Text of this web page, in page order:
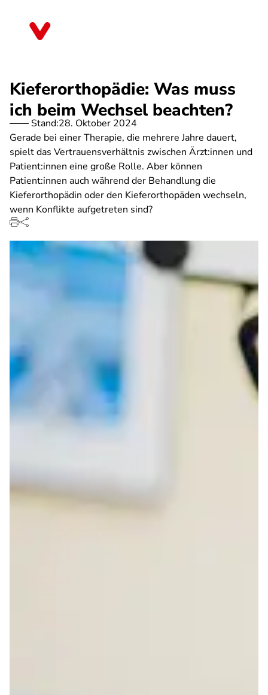
Kieferorthopädie: Was muss
ich beim Wechsel beachten?
Stand:28. Oktober 2024
Gerade bei einer Therapie, die mehrere Jahre dauert,
spielt das Vertrauensverhältnis zwischen Ärzt:innen und
Patient:innen eine große Rolle. Aber können
Patient:innen auch während der Behandlung die
Kieferorthopädin oder den Kieferorthopäden wechseln,
wenn Konflikte aufgetreten sind?